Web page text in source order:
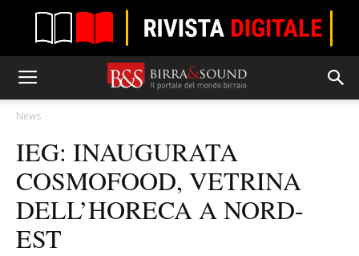
News
IEG: INAUGURATA
COSMOFOOD, VETRINA
DELL’HORECA A NORD-
EST